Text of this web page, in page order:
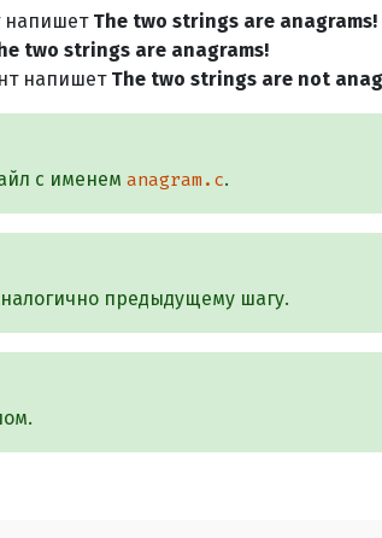
напишет The two strings are anagrams!
two strings are anagrams!
напишет The two strings are not
с именем anagram.c.
предыдущему шагу.